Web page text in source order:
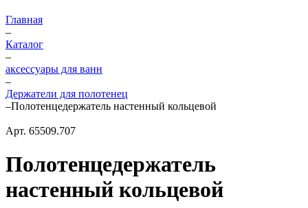
Главная
–
Каталог
–
аксессуары для ванн
–
Держатели для полотенец
–Полотенцедержатель настенный кольцевой
Арт. 65509.707
Полотенцедержатель
настенный кольцевой